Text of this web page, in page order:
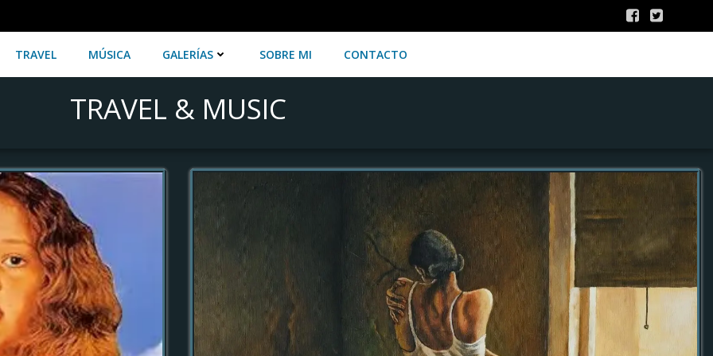
TRAVEL MÚSICA GALERÍAS SOBRE MI CONTACTO
TRAVEL & MUSIC